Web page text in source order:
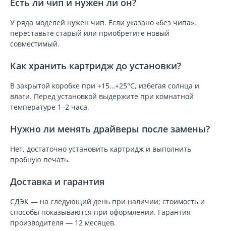
Есть ли чип и нужен ли он?
У ряда моделей нужен чип. Если указано «без чипа»,
переставьте старый или приобретите новый
совместимый.
Как хранить картридж до установки?
В закрытой коробке при +15…+25°C, избегая солнца и
влаги. Перед установкой выдержите при комнатной
температуре 1–2 часа.
Нужно ли менять драйверы после замены?
Нет, достаточно установить картридж и выполнить
пробную печать.
Доставка и гарантия
СДЭК — на следующий день при наличии; стоимость и
способы показываются при оформлении. Гарантия
производителя — 12 месяцев.